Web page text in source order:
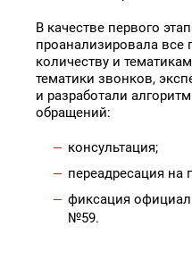
В качестве первого
проанализировала
количеству и
тематики звонков,
и разработали
обращений:
консультация;
переадресация
фиксация
№59.